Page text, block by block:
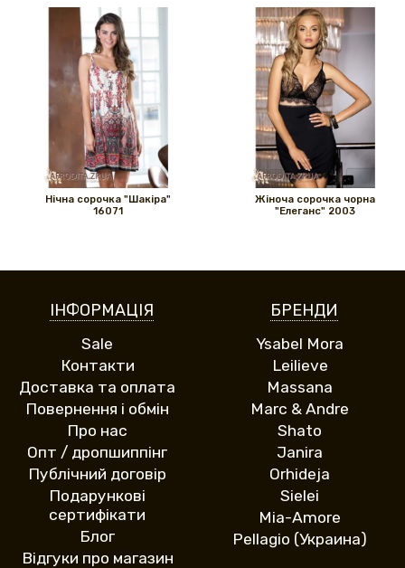
Нічна сорочка "Шакіра"
16071
Жіноча сорочка чорна
"Елеганс" 2003
ІНФОРМАЦІЯ
Sale
Контакти
Доставка та оплата
Повернення і обмін
Про нас
Опт / дропшиппінг
Публічний договір
Подарункові
сертифікати
Блог
Відгуки про магазин
БРЕНДИ
Ysabel Mora
Leilieve
Massana
Marc & Andre
Shato
Janira
Orhideja
Sielei
Mia-Amore
Pellagio (Украина)